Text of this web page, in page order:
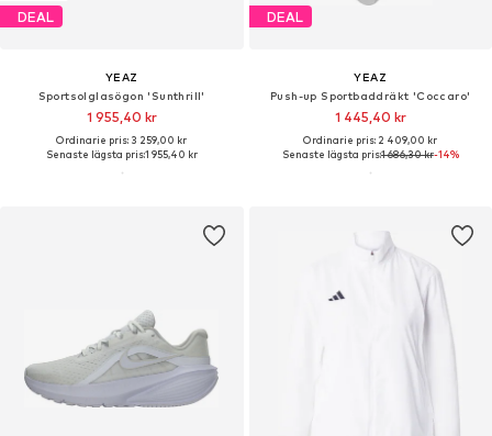
DEAL
YEAZ
Sportsolglasögon 'Sunthrill'
1 955,40 kr
Ordinarie pris: 3 259,00 kr
Senaste lägsta pris:1 955,40 kr
DEAL
YEAZ
Push-up Sportbaddräkt 'Coccaro'
1 445,40 kr
Ordinarie pris: 2 409,00 kr
Senaste lägsta pris:1 686,30 kr-14%